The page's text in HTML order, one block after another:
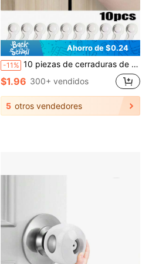
Ahorro de $0.24
-11% 10 piezas de cerraduras de para niños, sin necesidad de perforar, adecuadas para puertas de gabinetes, almacenamiento de alimentos, armarios, cajones y otros artículos a prueba de bebés
$1.96 300+ vendidos
5 otros vendedores